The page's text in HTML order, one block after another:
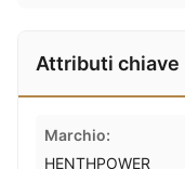
Attributi chiave
Marchio:
HENTHPOWER